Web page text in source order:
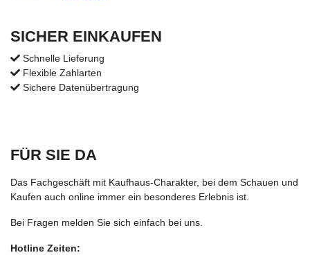
SICHER EINKAUFEN
Schnelle Lieferung
Flexible Zahlarten
Sichere Datenübertragung
FÜR SIE DA
Das Fachgeschäft mit Kaufhaus-Charakter, bei dem Schauen und
Kaufen auch online immer ein besonderes Erlebnis ist.
Bei Fragen melden Sie sich einfach bei uns.
Hotline Zeiten: